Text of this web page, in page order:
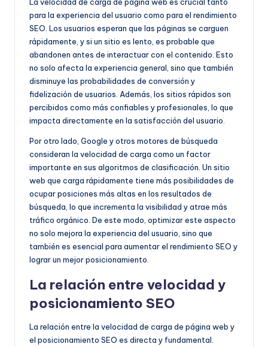
La velocidad de carga de página web es crucial tanto
para la experiencia del usuario como para el rendimiento
SEO. Los usuarios esperan que las páginas se carguen
rápidamente, y si un sitio es lento, es probable que
abandonen antes de interactuar con el contenido. Esto
no solo afecta la experiencia general, sino que también
disminuye las probabilidades de conversión y
fidelización de usuarios. Además, los sitios rápidos son
percibidos como más confiables y profesionales, lo que
impacta directamente en la satisfacción del usuario.
Por otro lado, Google y otros motores de búsqueda
consideran la velocidad de carga como un factor
importante en sus algoritmos de clasificación. Un sitio
web que carga rápidamente tiene más posibilidades de
ocupar posiciones más altas en los resultados de
búsqueda, lo que incrementa la visibilidad y atrae más
tráfico orgánico. De este modo, optimizar este aspecto
no solo mejora la experiencia del usuario, sino que
también es esencial para aumentar el rendimiento SEO y
lograr un mejor posicionamiento.
La relación entre velocidad y
posicionamiento SEO
La relación entre la velocidad de carga de página web y
el posicionamiento SEO es directa y fundamental.